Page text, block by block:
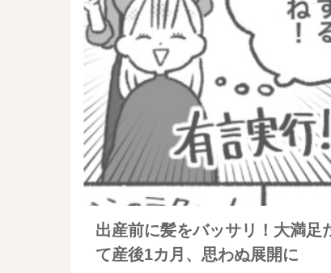
出産前に髪をバッサリ！大満
て産後1カ月、思わぬ展開に